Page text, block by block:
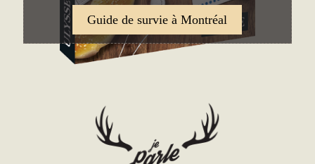
Guide de survie à Montréal